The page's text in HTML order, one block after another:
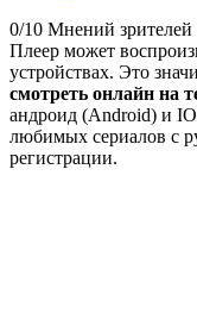
0/10 Мнений зрителей
Плеер может
устройствах. Это
смотреть онлайн на
андроид (Android) и
любимых сериалов с
регистрации.